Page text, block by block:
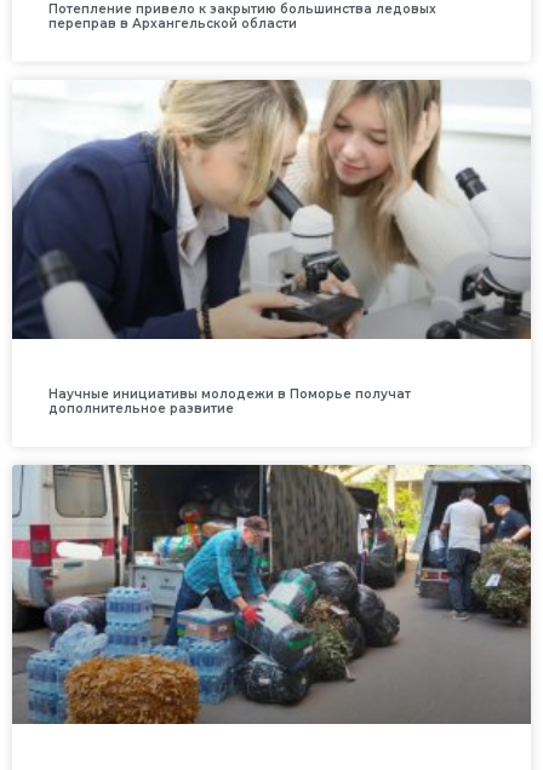
Потепление привело к закрытию большинства ледовых
переправ в Архангельской области
Научные инициативы молодежи в Поморье получат
дополнительное развитие